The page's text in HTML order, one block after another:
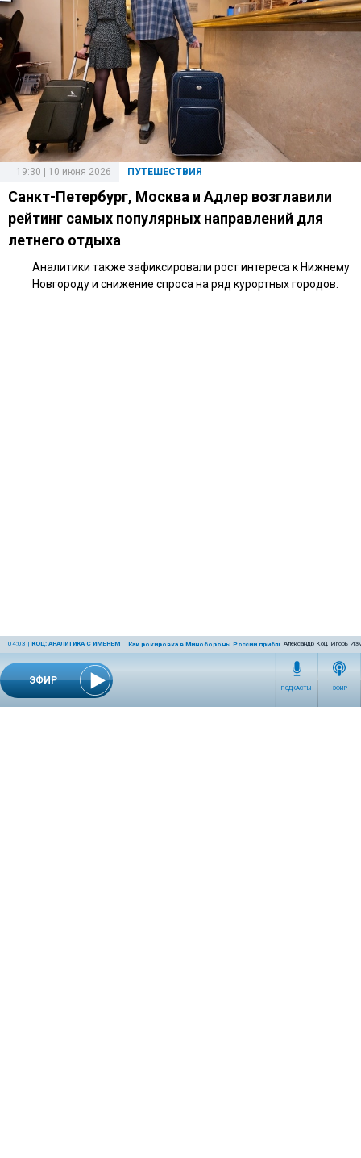
ЭФИР
04:03 | КОЦ: АНАЛИТИКА С ИМЕНЕМ Как рокировка в Минобороны России приблизит победу
Александр Коц, Игорь
ПОДКАСТЫ ЭФИР
ПУТЕШЕСТВИЯ
19:30 | 10 июня 2026
Санкт-Петербург, Москва и Адлер возглавили
рейтинг самых популярных направлений для
летнего отдыха
Аналитики также зафиксировали рост интереса к Нижнему
Новгороду и снижение спроса на ряд курортных городов.